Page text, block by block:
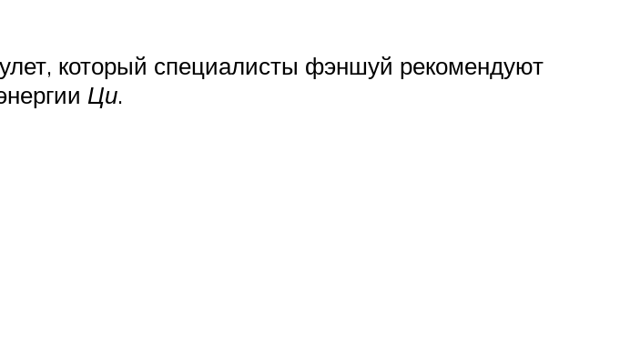
который специалисты фэншуй рекомендуют
Ци.